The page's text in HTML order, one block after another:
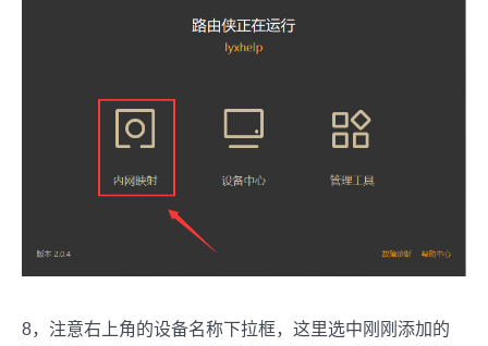
8，注意右上角的设备名称下拉框，这里选中刚刚添加的